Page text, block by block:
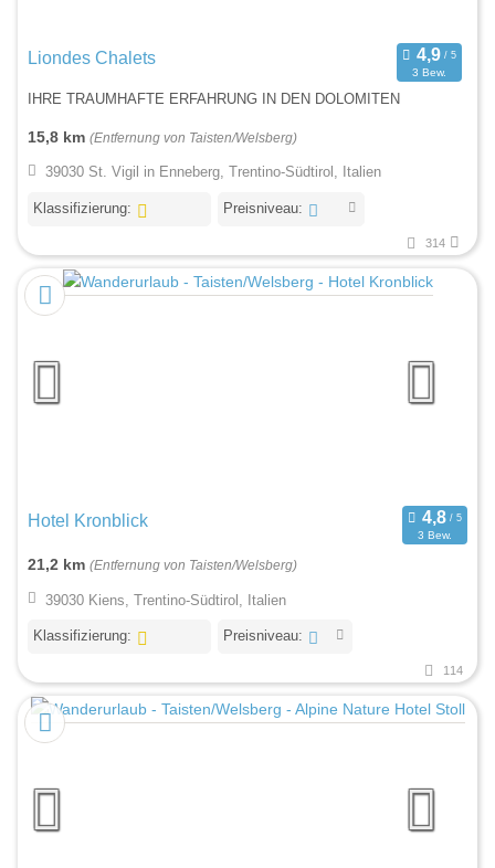
Liondes Chalets
3 Bew.
IHRE TRAUMHAFTE ERFAHRUNG IN DEN DOLOMITEN
15,8 km (Entfernung von Taisten/Welsberg)
39030 St. Vigil in Enneberg, Trentino-Südtirol, Italien
Klassifizierung: Preisniveau:
314
Hotel Kronblick
3 Bew.
21,2 km (Entfernung von Taisten/Welsberg)
39030 Kiens, Trentino-Südtirol, Italien
Klassifizierung: Preisniveau:
114